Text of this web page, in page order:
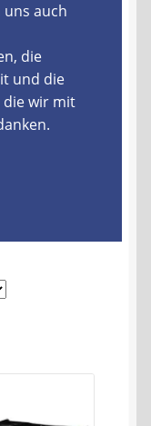
auch
die
und die
die wir mit